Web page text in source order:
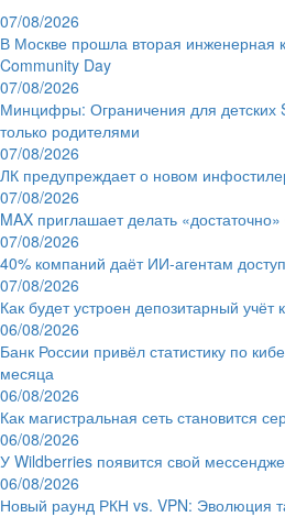
07/08/2026
В Москве прошла вторая инженерная
Community Day
07/08/2026
Минцифры: Ограничения для детских
только родителями
07/08/2026
ЛК предупреждает о новом
07/08/2026
MAX приглашает делать
07/08/2026
40% компаний даёт ИИ‑агентам
07/08/2026
Как будет устроен депозитарный учёт
06/08/2026
Банк России привёл статистику по
месяца
06/08/2026
Как магистральная сеть становится
06/08/2026
У Wildberries появится свой
06/08/2026
Новый раунд РКН vs. VPN: Эволюция